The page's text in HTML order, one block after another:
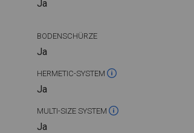
Ja
BODENSCHÜRZE
Ja
HERMETIC-SYSTEM
Ja
MULTI-SIZE SYSTEM
Ja